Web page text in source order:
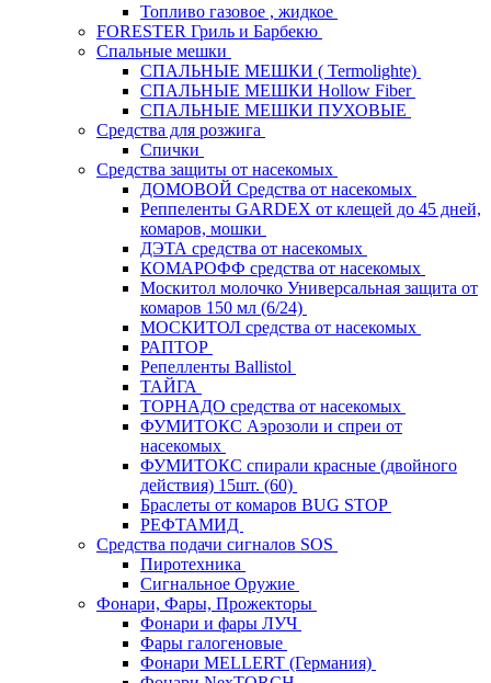
Топливо газовое , жидкое
FORESTER Гриль и Барбекю
Спальные мешки
СПАЛЬНЫЕ МЕШКИ ( Termolighte)
СПАЛЬНЫЕ МЕШКИ Hollow Fiber
СПАЛЬНЫЕ МЕШКИ ПУХОВЫЕ
Средства для розжига
Спички
Средства защиты от насекомых
ДОМОВОЙ Средства от насекомых
Реппеленты GARDEX от клещей до 45 дней,
комаров, мошки
ДЭТА средства от насекомых
КОМАРОФФ средства от насекомых
Москитол молочко Универсальная защита от
комаров 150 мл (6/24)
МОСКИТОЛ средства от насекомых
РАПТОР
Репелленты Ballistol
ТАЙГА
ТОРНАДО средства от насекомых
ФУМИТОКС Аэрозоли и спреи от
насекомых
ФУМИТОКС спирали красные (двойного
действия) 15шт. (60)
Браслеты от комаров BUG STOP
РЕФТАМИД
Средства подачи сигналов SOS
Пиротехника
Сигнальное Оружие
Фонари, Фары, Прожекторы
Фонари и фары ЛУЧ
Фары галогеновые
Фонари MELLERT (Германия)